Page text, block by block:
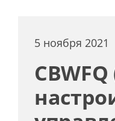
5 ноября 2021